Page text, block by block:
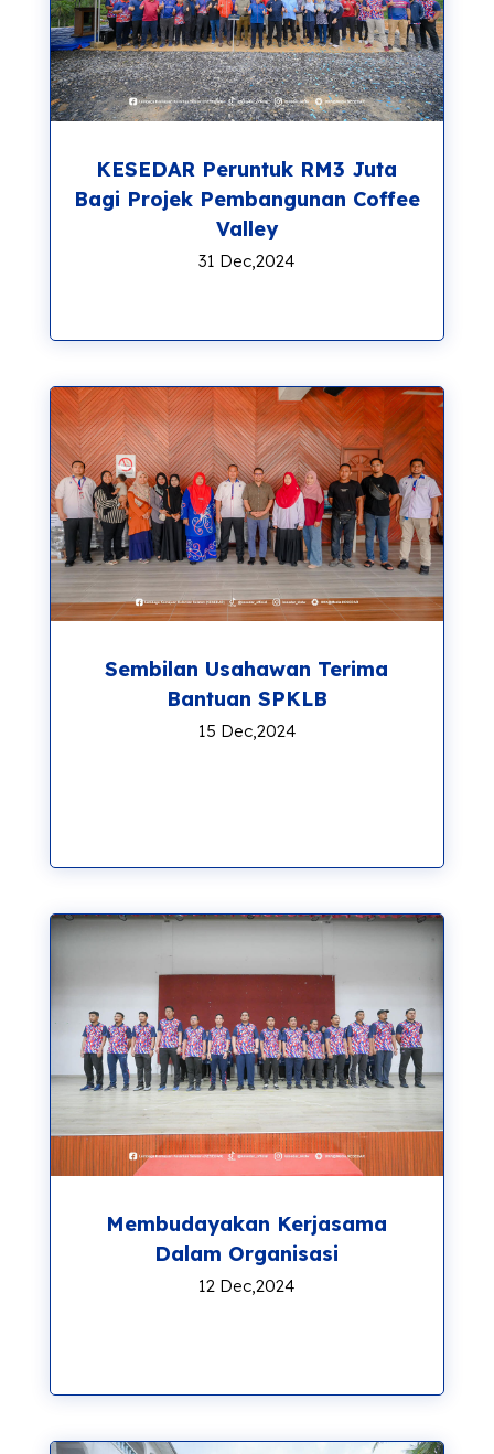
KESEDAR Peruntuk RM3 Juta
Bagi Projek Pembangunan Coffee
Valley
31 Dec,2024
Sembilan Usahawan Terima
Bantuan SPKLB
15 Dec,2024
Membudayakan Kerjasama
Dalam Organisasi
12 Dec,2024